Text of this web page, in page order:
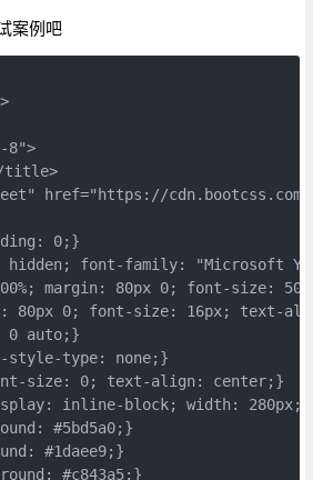
案例吧
8">
title>
href="https://cdn.bootcss.com/
0;}
hidden; font-family: "Microsoft
margin: 80px 0; font-size:
80px 0; font-size: 16px; text-
0 auto;}
style-type: none;}
size: 0; text-align: center;}
inline-block; width:
#5bd5a0;}
#1daee9;}
#c843a5;}